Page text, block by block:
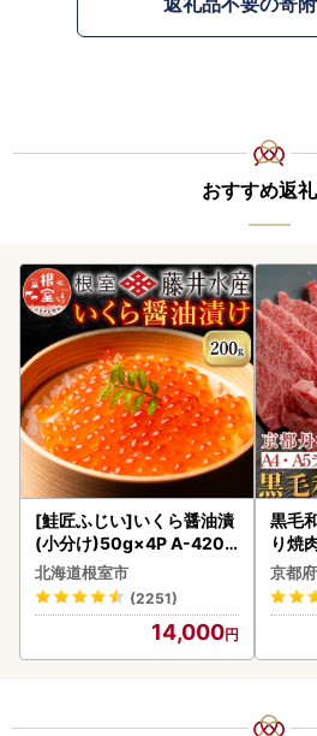
おすすめ返
[鮭匠ふじい]いくら醤油漬
(小分け)50g×4P A-4209
5
北海道根室市
(2251)
14,000
黒毛
り焼
京都